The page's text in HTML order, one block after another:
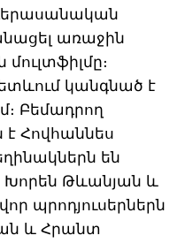
առաջին
կանգնած է
Բեմադրող
է Հովհաննես
են
Խորեն Թևանյան և
պրոդյուսերներն
և Հրանտ